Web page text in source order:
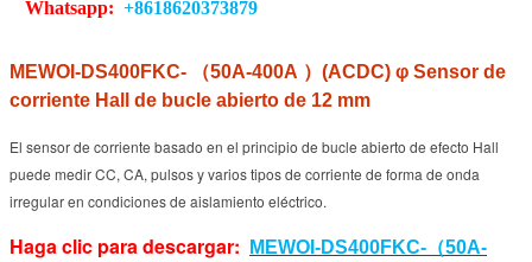
Whatsapp:+8618620373879
MEWOI-DS400FKC- （50A-400A ） (ACDC) φ Sensor de
corriente Hall de bucle abierto de 12 mm
El sensor de corriente basado en el principio de bucle abierto de efecto Hall
puede medir CC, CA, pulsos y varios tipos de corriente de forma de onda
irregular en condiciones de aislamiento eléctrico.
Haga clic para descargar: MEWOI-DS400FKC- （50A-